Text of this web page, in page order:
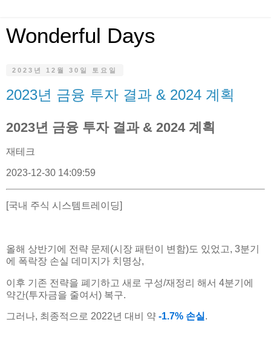
Wonderful Days
2023년 12월 30일 토요일
2023년 금융 투자 결과 & 2024 계획
2023년 금융 투자 결과 & 2024 계획
재테크
2023-12-30 14:09:59
[국내 주식 시스템트레이딩]
올해 상반기에 전략 문제(시장 패턴이 변함)도 있었고, 3분기
에 폭락장 손실 데미지가 치명상,
이후 기존 전략을 폐기하고 새로 구성/재정리 해서 4분기에
약간(투자금을 줄여서) 복구.
그러나, 최종적으로 2022년 대비 약 -1.7% 손실 .